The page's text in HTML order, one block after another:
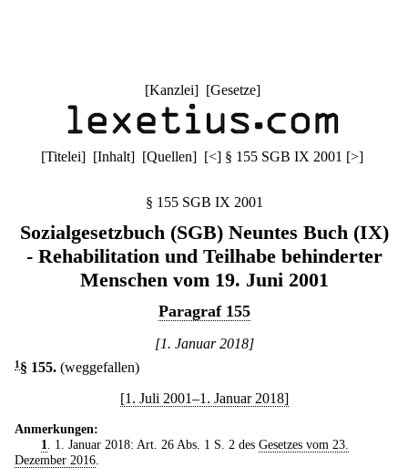
[Kanzlei] [Gesetze]
[Titelei] [Inhalt] [Quellen] [<] § 155 SGB IX 2001 [>]
§ 155 SGB IX 2001
Sozialgesetzbuch (SGB) Neuntes Buch (IX)
- Rehabilitation und Teilhabe behinderter
Menschen vom 19. Juni 2001
Paragraf 155
[1. Januar 2018]
1 § 155. (weggefallen)
[1. Juli 2001–1. Januar 2018]
Anmerkungen:
1
. 1. Januar 2018: Art. 26 Abs. 1 S. 2 des Gesetzes vom 23.
Dezember 2016